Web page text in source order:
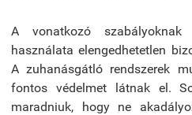
A vonatkozó szabályoknak
használata elengedhetetlen
A zuhanásgátló rendszerek
fontos védelmet látnak el.
maradniuk, hogy ne